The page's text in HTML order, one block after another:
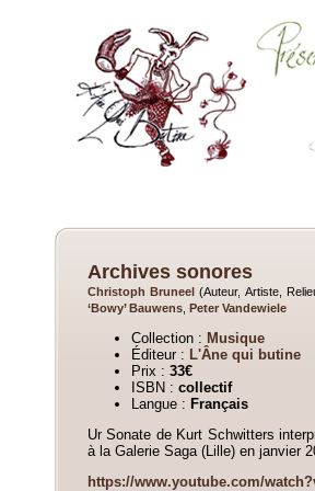
Archives sonores
Christoph Bruneel (Auteur, Artiste,
‘Bowy’ Bauwens Peter Vandewiele
Collection : Musique
Éditeur : L'Âne qui butine
Prix : 33€
ISBN : collectif
Langue : Français
Ur Sonate de Kurt Schwitters
à la Galerie Saga (Lille) en janvier
https://www.youtube.com/